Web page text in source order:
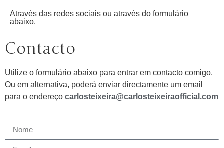
Através das redes sociais ou através do formulário
abaixo.
Contacto
Utilize o formulário abaixo para entrar em contacto comigo.
Ou em alternativa, poderá enviar directamente um email
para o endereço carlosteixeira@carlosteixeiraofficial.com